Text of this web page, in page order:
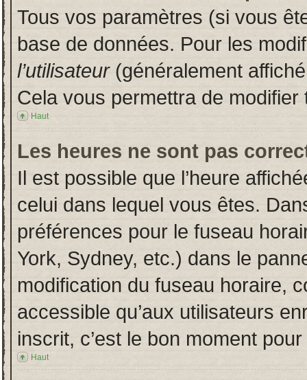
Tous vos paramètres (si vous
base de données. Pour les
l’utilisateur(généralement
Cela vous permettra de
Haut
Les heures ne sont pas
Il est possible que l’heure
celui dans lequel vous êtes.
préférences pour le fuseau
York, Sydney, etc.) dans le
modification du fuseau horaire,
accessible qu’aux utilisateurs
inscrit, c’est le bon moment
Haut